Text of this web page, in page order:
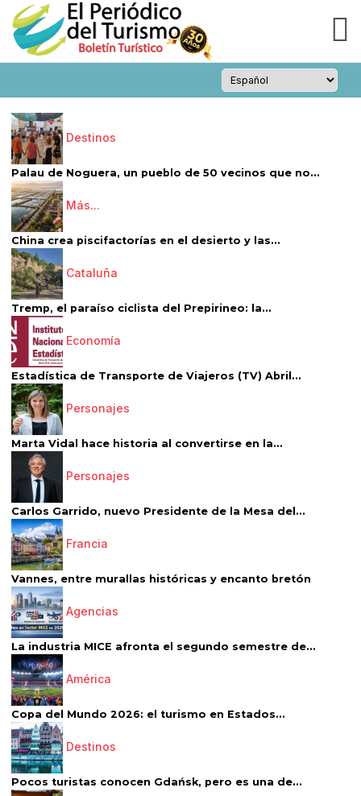
Destinos
Palau de Noguera, un pueblo de 50 vecinos que no...
Más...
China crea piscifactorías en el desierto y las...
Cataluña
Tremp, el paraíso ciclista del Prepirineo: la...
Economía
Estadística de Transporte de Viajeros (TV) Abril...
Personajes
Marta Vidal hace historia al convertirse en la...
Personajes
Carlos Garrido, nuevo Presidente de la Mesa del...
Francia
Vannes, entre murallas históricas y encanto bretón
Agencias
La industria MICE afronta el segundo semestre de...
América
Copa del Mundo 2026: el turismo en Estados...
Destinos
Pocos turistas conocen Gdańsk, pero es una de...